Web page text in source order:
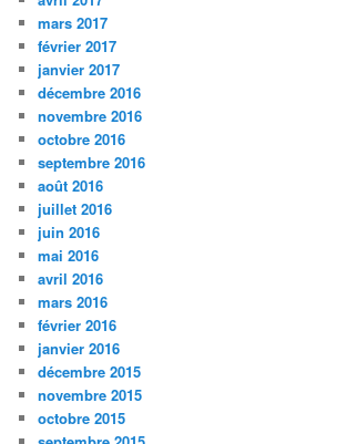
mars 2017
février 2017
janvier 2017
décembre 2016
novembre 2016
octobre 2016
septembre 2016
août 2016
juillet 2016
juin 2016
mai 2016
avril 2016
mars 2016
février 2016
janvier 2016
décembre 2015
novembre 2015
octobre 2015